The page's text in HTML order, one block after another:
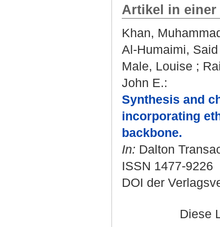
Artikel in
Khan,
Al-Humaimi, Said
Male, Louise ;
John E.:
Synthesis and
incorporating
backbone.
In: Dalton
ISSN 1477-9226
DOI der
Diese